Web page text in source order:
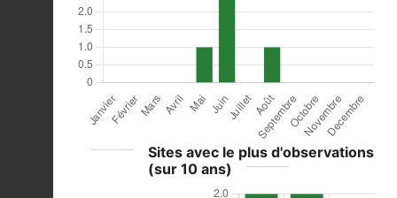
Sites avec le plus d'observations
(sur 10 ans)